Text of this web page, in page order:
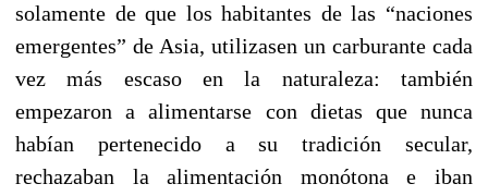
solamente de que los habitantes de las “naciones
emergentes” de Asia, utilizasen un carburante cada
vez más escaso en la naturaleza: también
empezaron a alimentarse con dietas que nunca
habían pertenecido a su tradición secular,
rechazaban la alimentación monótona e iban